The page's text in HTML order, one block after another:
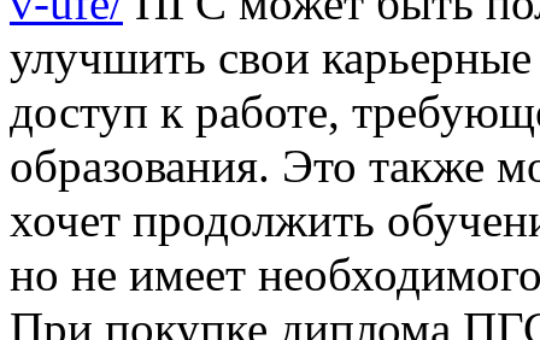
улучшить свои
доступ к работе,
образования. Это также
хочет продолжить
но не имеет
При покупке диплома